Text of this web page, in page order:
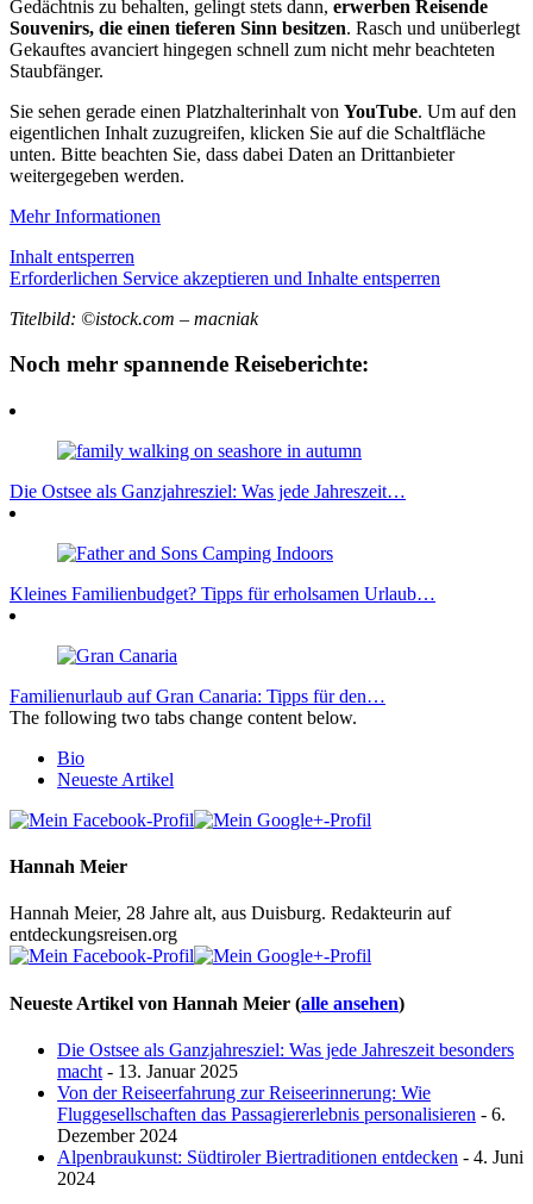
Gedächtnis zu behalten, gelingt stets dann, erwerben Reisende
Souvenirs, die einen tieferen Sinn besitzen. Rasch und unüberlegt
Gekauftes avanciert hingegen schnell zum nicht mehr beachteten
Staubfänger.
Sie sehen gerade einen Platzhalterinhalt von YouTube. Um auf den
eigentlichen Inhalt zuzugreifen, klicken Sie auf die Schaltfläche
unten. Bitte beachten Sie, dass dabei Daten an Drittanbieter
weitergegeben werden.
Mehr Informationen
Inhalt entsperren
Erforderlichen Service akzeptieren und Inhalte entsperren
Titelbild: ©istock.com – macniak
Noch mehr spannende Reiseberichte:
Die Ostsee als Ganzjahresziel: Was jede Jahreszeit…
Kleines Familienbudget? Tipps für erholsamen Urlaub…
Familienurlaub auf Gran Canaria: Tipps für den…
The following two tabs change content below.
Bio
Neueste Artikel
Hannah Meier
Hannah Meier, 28 Jahre alt, aus Duisburg. Redakteurin auf
entdeckungsreisen.org
Neueste Artikel von Hannah Meier (alle ansehen)
Die Ostsee als Ganzjahresziel: Was jede Jahreszeit besonders
macht - 13. Januar 2025
Von der Reiseerfahrung zur Reiseerinnerung: Wie
Fluggesellschaften das Passagiererlebnis personalisieren - 6.
Dezember 2024
Alpenbraukunst: Südtiroler Biertraditionen entdecken - 4. Juni
2024